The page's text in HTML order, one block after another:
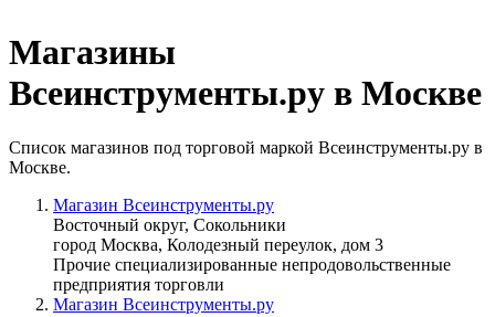
Магазины
Всеинструменты.ру в Москве
Список магазинов под торговой маркой Всеинструменты.ру в
Москве.
Магазин Всеинструменты.ру
Восточный округ, Сокольники
город Москва, Колодезный переулок, дом 3
Прочие специализированные непродовольственные
предприятия торговли
Магазин Всеинструменты.ру